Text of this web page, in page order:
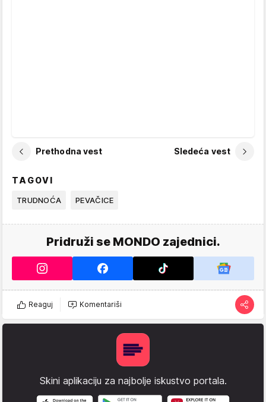
Prethodna vest Sledeća vest
TAGOVI
TRUDNOĆA PEVAČICE
Pridruži se MONDO zajednici.
Reaguj Komentariši
Skini aplikaciju za najbolje iskustvo portala.